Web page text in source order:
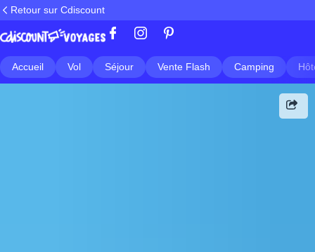
Retour sur Cdiscount
Accueil Vol Séjour Vente Flash Camping